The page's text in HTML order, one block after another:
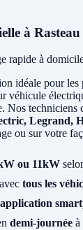
à Rasteau
rapide à
idéale pour les
véhicule
Nos
Legrand,
ou sur votre
ou 11kW
tous les
application
demi-journée à